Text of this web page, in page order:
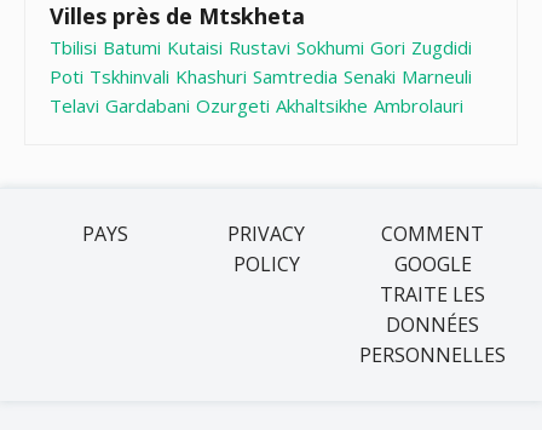
Villes près de Mtskheta
Tbilisi Batumi Kutaisi Rustavi Sokhumi Gori Zugdidi
Poti Tskhinvali Khashuri Samtredia Senaki Marneuli
Telavi Gardabani Ozurgeti Akhaltsikhe Ambrolauri
PAYS
PRIVACY
POLICY
COMMENT
GOOGLE
TRAITE LES
DONNÉES
PERSONNELLES